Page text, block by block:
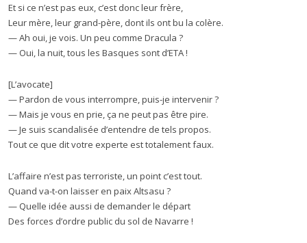
Et si ce n’est pas eux, c’est donc leur frère,
Leur mère, leur grand-père, dont ils ont bu la colère.
— Ah oui, je vois. Un peu comme Dracula ?
— Oui, la nuit, tous les Basques sont d’ETA !
[L’avocate]
— Pardon de vous interrompre, puis-je intervenir ?
— Mais je vous en prie, ça ne peut pas être pire.
— Je suis scandalisée d’entendre de tels propos.
Tout ce que dit votre experte est totalement faux.
L’affaire n’est pas terroriste, un point c’est tout.
Quand va-t-on laisser en paix Altsasu ?
— Quelle idée aussi de demander le départ
Des forces d’ordre public du sol de Navarre !